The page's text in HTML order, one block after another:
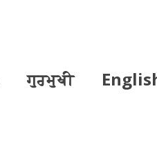
ਗੁਰਮੁਖੀ